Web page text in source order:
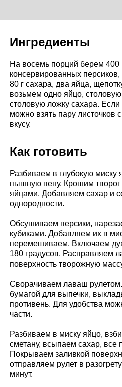
Ингредиенты
На восемь порций берем 400
консервированных персиков,
80 г сахара, два яйца,
возьмем одно яйцо,
столовую ложку сахара. Если
можно взять пару листочков
вкусу.
Как готовить
Разбиваем в глубокую миску
пышную пену. Крошим
яйцами. Добавляем сахар и
однородности.
Обсушиваем персики,
кубиками. Добавляем их в
перемешиваем. Включаем
180 градусов. Расправляем
поверхность творожную
Сворачиваем лаваш
бумагой для выпечки,
противень. Для удобства
части.
Разбиваем в миску яйцо,
сметану, всыпаем сахар,
Покрываем заливкой
отправляем рулет в
минут.